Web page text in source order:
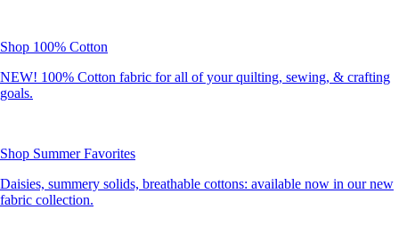
Shop 100% Cotton
NEW! 100% Cotton fabric for all of your quilting, sewing, & crafting
goals.
Shop Summer Favorites
Daisies, summery solids, breathable cottons: available now in our new
fabric collection.